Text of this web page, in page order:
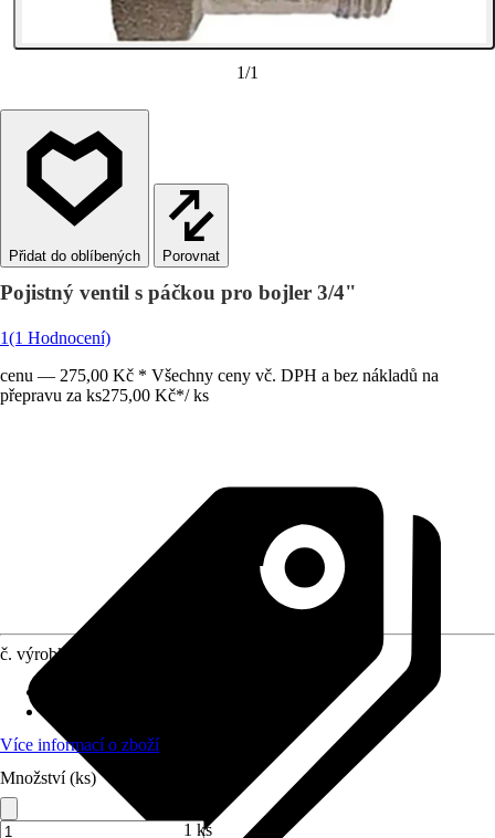
1/1
Porovnat
Pojistný ventil s páčkou pro bojler 3/4"
1(1 Hodnocení)
cenu — 275,00 Kč * Všechny ceny vč. DPH a bez nákladů na
přepravu za ks275,00 Kč*/ ks
č. výrobku
Více informací o zboží
Množství (ks)
1 ks